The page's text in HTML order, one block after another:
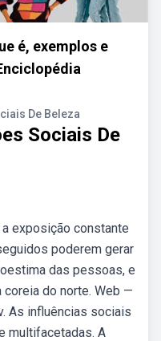
é, exemplos e
De Beleza
Sociais De
exposição constante
poderem gerar
das pessoas, e
do norte. Web —
As influências sociais
multifacetadas. A